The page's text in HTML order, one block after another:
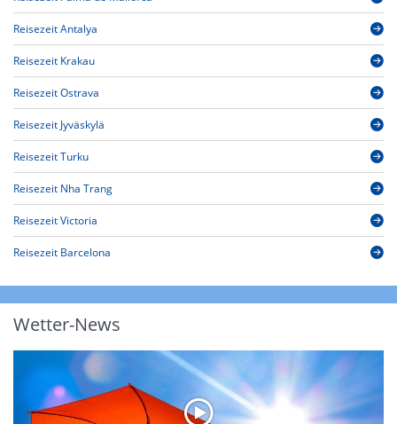
Reisezeit Antalya
Reisezeit Krakau
Reisezeit Ostrava
Reisezeit Jyväskylä
Reisezeit Turku
Reisezeit Nha Trang
Reisezeit Victoria
Reisezeit Barcelona
Wetter-News